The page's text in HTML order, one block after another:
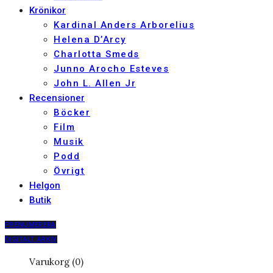
Krönikor
Kardinal Anders Arborelius
Helena D’Arcy
Charlotta Smeds
Junno Arocho Esteves
John L. Allen Jr
Recensioner
Böcker
Film
Musik
Podd
Övrigt
Helgon
Butik
PRENUMERERA
DIGITALT ARKIV
Varukorg (0)